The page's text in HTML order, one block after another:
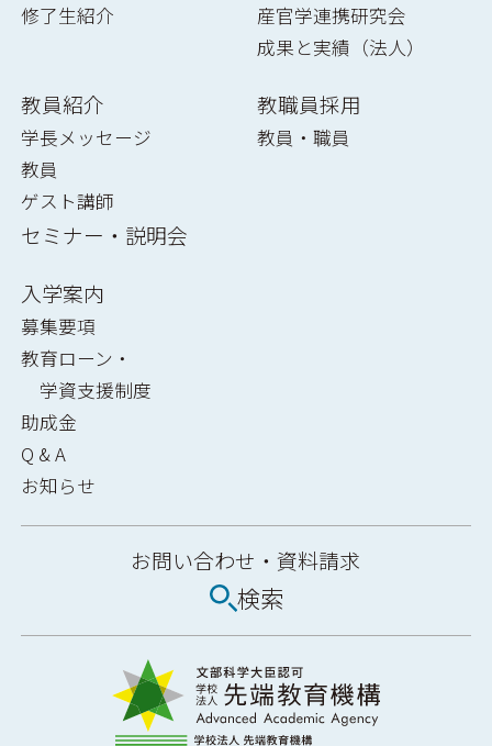
修了生紹介
産官学連携研究会
成果と実績（法人）
教員紹介
学長メッセージ
教員
ゲスト講師
セミナー・説明会
教職員採用
教員・職員
入学案内
募集要項
教育ローン・
学資支援制度
助成金
Q & A
お知らせ
お問い合わせ・資料請求
検索